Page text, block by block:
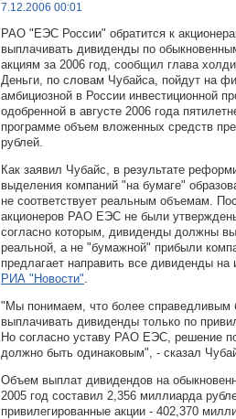
7.12.2006 00:01
РАО "ЕЭС России" обратится к
выплачивать дивиденды по
акциям за 2006 год, сообщил глава
Деньги, по словам Чубайса, пойдут на
амбициозной в России инвестиционной
одобренной в августе 2006 года
программе объем вложенных средств
рублей.
Как заявил Чубайс, в результате
выделения компаний "на бумаге"
не соответствует реальным объемам.
акционеров РАО ЕЭС не были
согласно которым, дивиденды должны
реальной, а не "бумажной" прибыли
предлагает направить все дивиденды на
РИА "Новости".
"Мы понимаем, что более справедливым
выплачивать дивиденды только по
Но согласно уставу РАО ЕЭС, решение
должно быть одинаковым", - сказал
Объем выплат дивидендов на
2005 год составил 2,356 миллиарда
привилегированные акции - 402,370